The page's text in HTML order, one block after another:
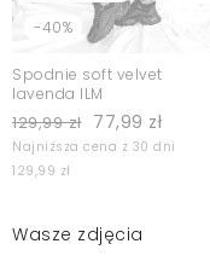
-40%
Spodnie soft velvet
lavenda ILM
129,99 zł 77,99 zł
Najniższa cena z 30 dni
129,99 zł
Wasze zdjęcia